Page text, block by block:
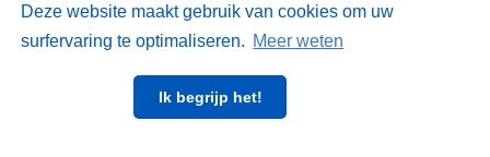
Deze website maakt gebruik van cookies om uw
surfervaring te optimaliseren. Meer weten
Ik begrijp het!